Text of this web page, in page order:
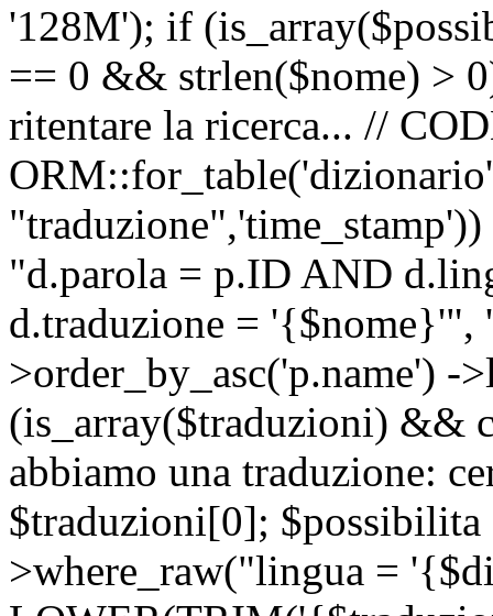
'128M'); if
== 0 && strlen($nome) >
ritentare la ricerca... //
"d.parola = p.ID AND
d.traduzione = '{$nome}'",
>order_by_asc('p.name')
(is_array($traduzioni) &&
abbiamo una traduzione:
$traduzioni[0];
>where_raw("lingua =